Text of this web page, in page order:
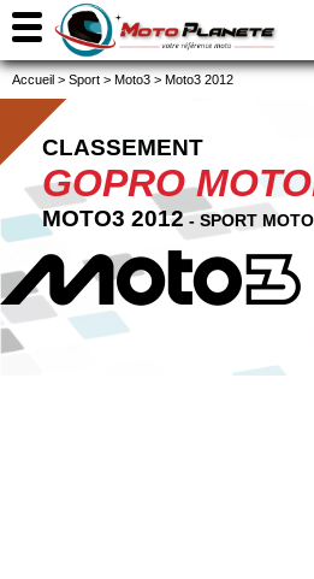
Accueil > Sport > Moto3 > Moto3 2012
CLASSEMENT
GOPRO
MOTO3 2012- SPORT MOTO